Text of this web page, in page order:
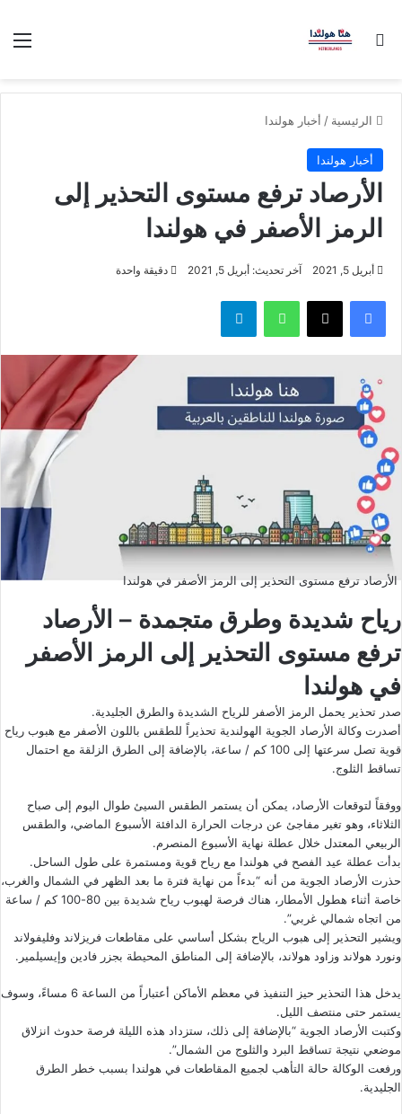
بحث عن
الرئيسية / أخبار هولندا
أخبار هولندا
الأرصاد ترفع مستوى التحذير إلى
الرمز الأصفر في هولندا
أبريل 5, 2021 آخر تحديث: أبريل 5, 2021 دقيقة واحدة
فيسبوك ‫X واتساب تيلقرام
الأرصاد ترفع مستوى التحذير إلى الرمز الأصفر في هولندا
رياح شديدة وطرق متجمدة – الأرصاد
ترفع مستوى التحذير إلى الرمز الأصفر
في هولندا
صدر تحذير يحمل الرمز الأصفر للرياح الشديدة والطرق الجليدية.
أصدرت وكالة الأرصاد الجوية الهولندية تحذيراً للطقس باللون الأصفر مع هبوب رياح
قوية تصل سرعتها إلى 100 كم / ساعة، بالإضافة إلى الطرق الزلقة مع احتمال
تساقط الثلوج.
ووفقاً لتوقعات الأرصاد، يمكن أن يستمر الطقس السيئ طوال اليوم إلى صباح
الثلاثاء، وهو تغير مفاجئ عن درجات الحرارة الدافئة الأسبوع الماضي، والطقس
الربيعي المعتدل خلال عطلة نهاية الأسبوع المنصرم.
بدأت عطلة عيد الفصح في هولندا مع رياح قوية ومستمرة على طول الساحل.
حذرت الأرصاد الجوية من أنه “بدءاً من نهاية فترة ما بعد الظهر في الشمال والغرب،
خاصة أثناء هطول الأمطار، هناك فرصة لهبوب رياح شديدة بين 80-100 كم / ساعة
من اتجاه شمالي غربي”.
ويشير التحذير إلى هبوب الرياح بشكل أساسي على مقاطعات فريزلاند وفليفولاند
ونورد هولاند وزاود هولاند، بالإضافة إلى المناطق المحيطة بجزر فادين وإيسيلمير.
يدخل هذا التحذير حيز التنفيذ في معظم الأماكن أعتباراً من الساعة 6 مساءً، وسوف
يستمر حتى منتصف الليل.
وكتبت الأرصاد الجوية “بالإضافة إلى ذلك، ستزداد هذه الليلة فرصة حدوث انزلاق
موضعي نتيجة تساقط البرد والثلوج من الشمال”.
ورفعت الوكالة حالة التأهب لجميع المقاطعات في هولندا بسبب خطر الطرق
الجليدية.